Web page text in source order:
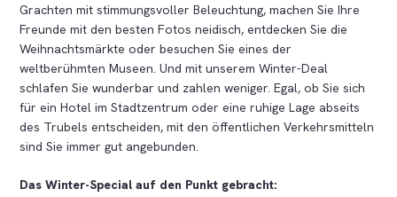
Grachten mit stimmungsvoller Beleuchtung, machen Sie Ihre
Freunde mit den besten Fotos neidisch, entdecken Sie die
Weihnachtsmärkte oder besuchen Sie eines der
weltberühmten Museen. Und mit unserem Winter-Deal
schlafen Sie wunderbar und zahlen weniger. Egal, ob Sie sich
für ein Hotel im Stadtzentrum oder eine ruhige Lage abseits
des Trubels entscheiden, mit den öffentlichen Verkehrsmitteln
sind Sie immer gut angebunden.
Das Winter-Special auf den Punkt gebracht: